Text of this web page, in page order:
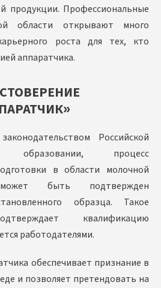
продукции. Профессиональные
области открывают много
роста для тех, кто
аппаратчика.
Российской
процесс
в области молочной
быть подтвержден
образца. Такое
квалификацию
работодателями.
обеспечивает признание в
и позволяет претендовать на